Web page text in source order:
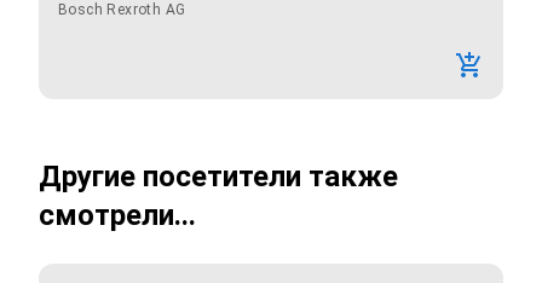
Bosch Rexroth AG
Другие посетители также
смотрели...